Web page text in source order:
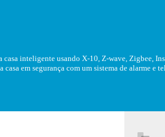
inteligente usando X-10, Z-wave, Zigbee,
em segurança com um sistema de alarme e